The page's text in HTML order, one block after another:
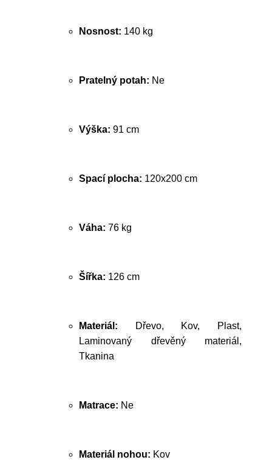
Nosnost: 140 kg
Pratelný potah: Ne
Výška: 91 cm
Spací plocha: 120x200 cm
Váha: 76 kg
Šířka: 126 cm
Materiál: Dřevo, Kov, Plast,
Laminovaný dřevěný materiál,
Tkanina
Matrace: Ne
Materiál nohou: Kov